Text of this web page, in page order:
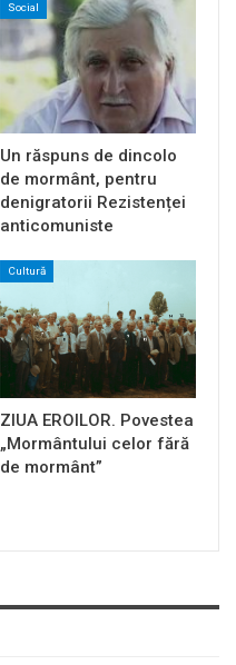
Social
Un răspuns de dincolo
de mormânt, pentru
denigratorii Rezistenței
anticomuniste
Cultură
ZIUA EROILOR. Povestea
„Mormântului celor fără
de mormânt”